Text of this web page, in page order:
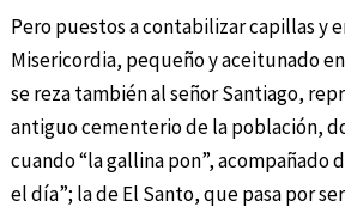
Pero puestos a contabilizar capillas y
Misericordia, pequeño y aceitunado
se reza también al señor Santiago,
antiguo cementerio de la población,
cuando “la gallina pon”, acompañado
el día”; la de El Santo, que pasa por